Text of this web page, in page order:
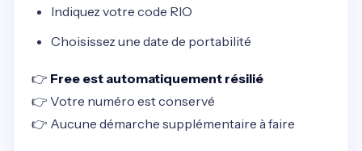
Indiquez votre code RIO
Choisissez une date de portabilité
👉 Free est automatiquement résilié
👉 Votre numéro est conservé
👉 Aucune démarche supplémentaire à faire